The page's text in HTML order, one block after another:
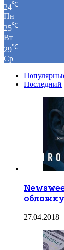
24℃
Пн
25℃
Вт
29℃
Ср
Последний
27.04.2018